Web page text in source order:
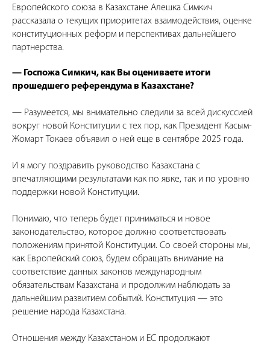
Европейского союза в Казахстане Алешка Симкич
рассказала о текущих приоритетах взаимодействия, оценке
конституционных реформ и перспективах дальнейшего
партнерства.
— Госпожа Симкич, как Вы оцениваете итоги
прошедшего референдума в Казахстане?
— Разумеется, мы внимательно следили за всей дискуссией
вокруг новой Конституции с тех пор, как Президент Касым-
Жомарт Токаев объявил о ней еще в сентябре 2025 года.
И я могу поздравить руководство Казахстана с
впечатляющими результатами как по явке, так и по уровню
поддержки новой Конституции.
Понимаю, что теперь будет приниматься и новое
законодательство, которое должно соответствовать
положениям принятой Конституции. Со своей стороны мы,
как Европейский союз, будем обращать внимание на
соответствие данных законов международным
обязательствам Казахстана и продолжим наблюдать за
дальнейшим развитием событий. Конституция — это
решение народа Казахстана.
Отношения между Казахстаном и ЕС продолжают